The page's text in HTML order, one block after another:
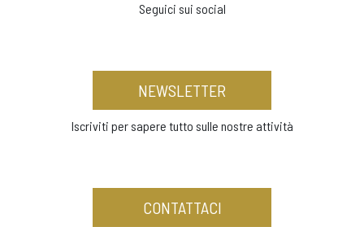
Seguici sui social
NEWSLETTER
Iscriviti per sapere tutto sulle nostre attività
CONTATTACI